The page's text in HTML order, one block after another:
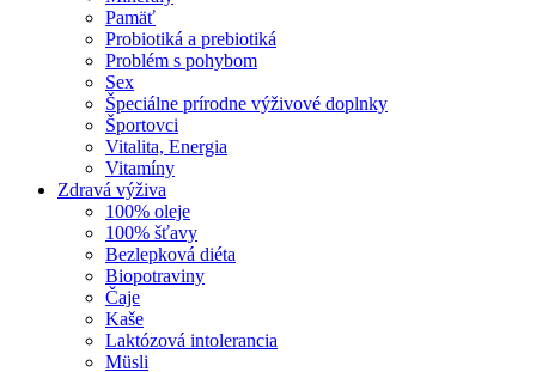
Pamäť
Probiotiká a prebiotiká
Problém s pohybom
Sex
Špeciálne prírodne výživové doplnky
Športovci
Vitalita, Energia
Vitamíny
Zdravá výživa
100% oleje
100% šťavy
Bezlepková diéta
Biopotraviny
Čaje
Kaše
Laktózová intolerancia
Müsli